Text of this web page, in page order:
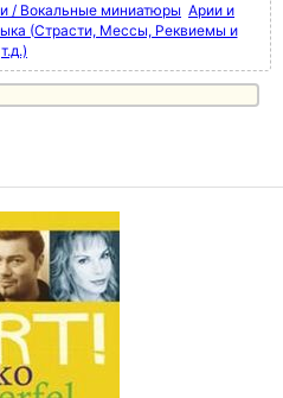
/ Вокальные миниатюры Арии и
(Страсти, Мессы, Реквиемы и
т.д.)